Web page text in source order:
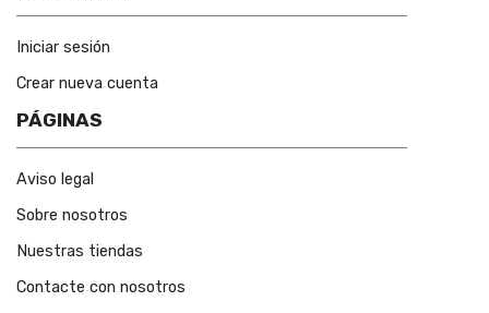
Iniciar sesión
Crear nueva cuenta
PÁGINAS
Aviso legal
Sobre nosotros
Nuestras tiendas
Contacte con nosotros